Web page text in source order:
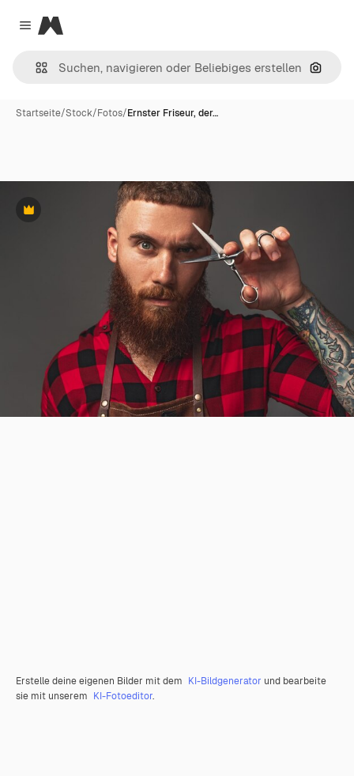
Close menu
Magnific
Nach
Startseite/Stock/Fotos/Ernster Friseur, der…
Premium
Erstelle deine eigenen Bilder mit dem KI-Bildgenerator und bearbeite
sie mit unserem KI-Fotoeditor.